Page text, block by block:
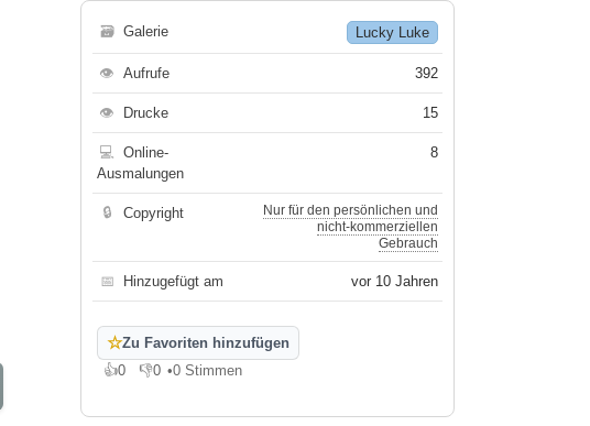
🗃 Galerie Lucky Luke
👁 Aufrufe 392
👁 Drucke 15
💻
Online-
Ausmalungen
8
🔒 Copyright
Nur für den persönlichen und
nicht-kommerziellen
Gebrauch
📅 Hinzugefügt am vor 10 Jahren
☆Zu Favoriten hinzufügen
👍0
Gefällt mir
👎0
Gefällt mir nicht
•0 Stimmen